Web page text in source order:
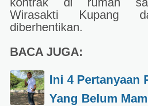
Wirasakti Kupang
diberhentikan.
BACA JUGA:
Ini 4 Pertanyaan
Yang Belum